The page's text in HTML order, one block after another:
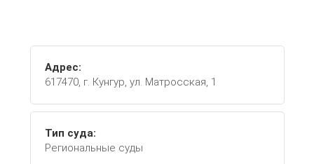
Адрес:
617470, г. Кунгур, ул. Матросская, 1
Тип суда:
Региональные суды